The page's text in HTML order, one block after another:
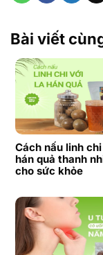
Bài viết
Cách nấu linh
hán quả thanh
cho sức khỏe